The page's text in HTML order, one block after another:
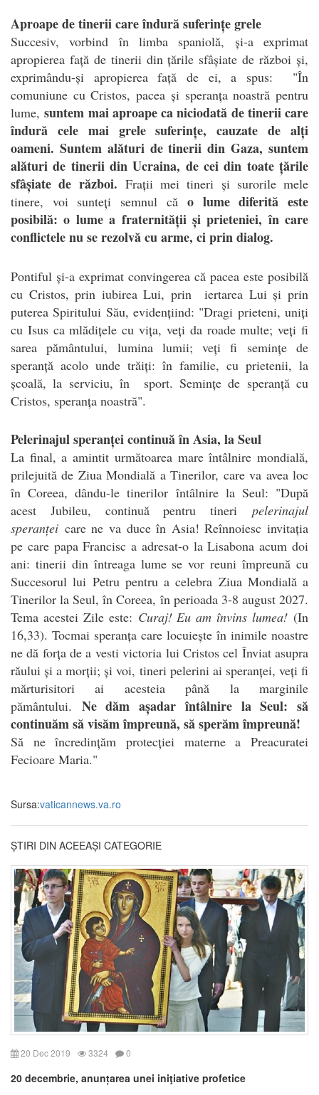
Aproape de tinerii care îndură suferințe grele
Succesiv, vorbind în limba spaniolă, și-a exprimat
apropierea față de tinerii din țările sfâșiate de război și,
exprimându-și apropierea față de ei, a spus: "În
comuniune cu Cristos, pacea și speranța noastră pentru
lume,suntem mai aproape ca niciodată de tinerii care
îndură cele mai grele suferințe, cauzate de alți
oameni. Suntem alături de tinerii din Gaza, suntem
alături de tinerii din Ucraina, de cei din toate țările
sfâșiate de război. Frații mei tineri și surorile mele
tinere, voi sunteți semnul căo lume diferită este
posibilă: o lume a fraternității și prieteniei, în care
conflictele nu se rezolvă cu arme, ci prin dialog.
Pontiful și-a exprimat convingerea că pacea este posibilă
cu Cristos, prin iubirea Lui, prin iertarea Lui și prin
puterea Spiritului Său, evidențiind: "Dragi prieteni, uniți
cu Isus ca mlădițele cu vița, veți da roade multe; veți fi
sarea pământului, lumina lumii; veți fi semințe de
speranță acolo unde trăiți: în familie, cu prietenii, la
școală, la serviciu, în sport. Semințe de speranță cu
Cristos, speranța noastră".
Pelerinajul speranței continuă în Asia, la Seul
La final, a amintit următoarea mare întâlnire mondială,
prilejuită de Ziua Mondială a Tinerilor, care va avea loc
în Coreea, dându-le tinerilor întâlnire la Seul: "După
acest Jubileu, continuă pentru tineri pelerinajul
speranței care ne va duce în Asia! Reînnoiesc invitația
pe care papa Francisc a adresat-o la Lisabona acum doi
ani: tinerii din întreaga lume se vor reuni împreună cu
Succesorul lui Petru pentru a celebra Ziua Mondială a
Tinerilor la Seul, în Coreea, în perioada 3-8 august 2027.
Tema acestei Zile este: Curaj! Eu am învins lumea! (In
16,33). Tocmai speranța care locuiește în inimile noastre
ne dă forța de a vesti victoria lui Cristos cel Înviat asupra
răului și a morții; și voi, tineri pelerini ai speranței, veți fi
mărturisitori ai acesteia până la marginile
pământului. Ne dăm așadar întâlnire la Seul: să
continuăm să visăm împreună, să sperăm împreună!
Să ne încredințăm protecției materne a Preacuratei
Fecioare Maria."
Sursa:vaticannews.va.ro
ȘTIRI DIN ACEEAȘI CATEGORIE
20 Dec 2019 3324 0
20 decembrie, anunțarea unei iniţiative profetice